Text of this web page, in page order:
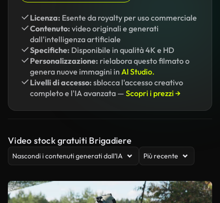
Licenza: Esente da royalty per uso commerciale
Contenuto: video originali e generati
dall'intelligenza artificiale
Specifiche: Disponibile in qualità 4K e HD
Personalizzazione: rielabora questo filmato o
genera nuove immagini in AI Studio.
Livelli di accesso: sblocca l'accesso creativo
completo e l'IA avanzata — Scopri i prezzi →
Video stock gratuiti Brigadiere
Nascondi i contenuti generati dall’IA Più recente